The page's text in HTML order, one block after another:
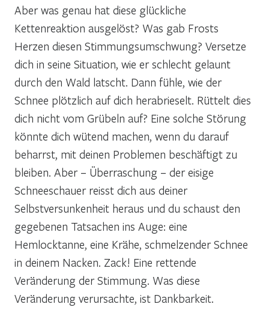
Aber was genau hat diese glückliche
Kettenreaktion ausgelöst? Was gab Frosts
Herzen diesen Stimmungsumschwung? Versetze
dich in seine Situation, wie er schlecht gelaunt
durch den Wald latscht. Dann fühle, wie der
Schnee plötzlich auf dich herabrieselt. Rüttelt dies
dich nicht vom Grübeln auf? Eine solche Störung
könnte dich wütend machen, wenn du darauf
beharrst, mit deinen Problemen beschäftigt zu
bleiben. Aber – Überraschung – der eisige
Schneeschauer reisst dich aus deiner
Selbstversunkenheit heraus und du schaust den
gegebenen Tatsachen ins Auge: eine
Hemlocktanne, eine Krähe, schmelzender Schnee
in deinem Nacken. Zack! Eine rettende
Veränderung der Stimmung. Was diese
Veränderung verursachte, ist Dankbarkeit.